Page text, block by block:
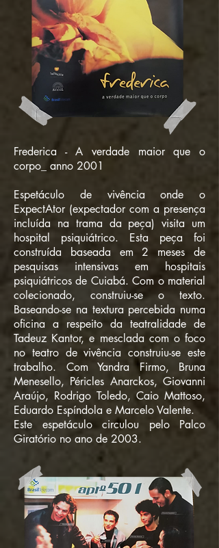
Frederica - A verdade maior que o
corpo_ anno 2001
Espetáculo de vivência onde o
ExpectAtor (expectador com a presença
incluída na trama da peça) visita um
hospital psiquiátrico. Esta peça foi
construída baseada em 2 meses de
pesquisas intensivas em hospitais
psiquiátricos de Cuiabá. Com o material
colecionado, construiu-se o texto.
Baseando-se na textura percebida numa
oficina a respeito da teatralidade de
Tadeuz Kantor, e mesclada com o foco
no teatro de vivência construiu-se este
trabalho. Com Yandra Firmo, Bruna
Menesello, Péricles Anarckos, Giovanni
Araújo, Rodrigo Toledo, Caio Mattoso,
Eduardo Espíndola e Marcelo Valente.
Este espetáculo circulou pelo Palco
Giratório no ano de 2003.